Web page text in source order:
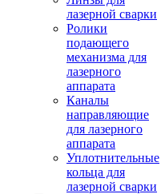
лазерной сварки
Ролики
подающего
механизма для
лазерного
аппарата
Каналы
направляющие
для лазерного
аппарата
Уплотнительные
кольца для
лазерной сварки